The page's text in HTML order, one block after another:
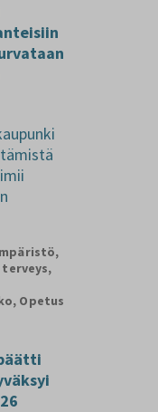
terveys,
Opetus